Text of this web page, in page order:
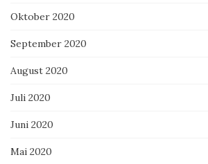
Oktober 2020
September 2020
August 2020
Juli 2020
Juni 2020
Mai 2020